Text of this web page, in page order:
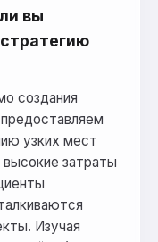
вы
создания
узких мест
затраты
Изучая